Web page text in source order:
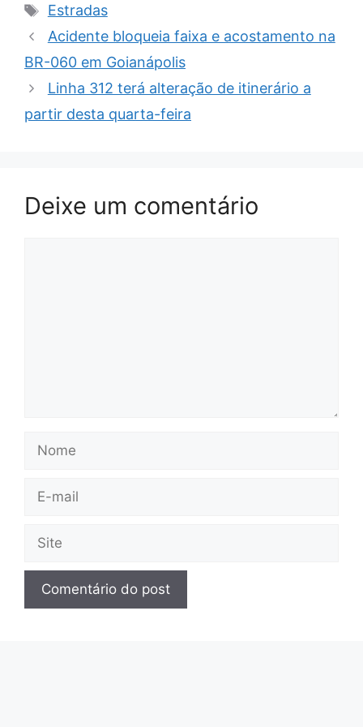
Tags
Estradas
Acidente bloqueia faixa e acostamento na
BR-060 em Goianápolis
Linha 312 terá alteração de itinerário a
partir desta quarta-feira
Deixe um comentário
Nome
E-
Site